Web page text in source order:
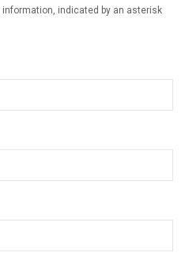
indicated by an asterisk